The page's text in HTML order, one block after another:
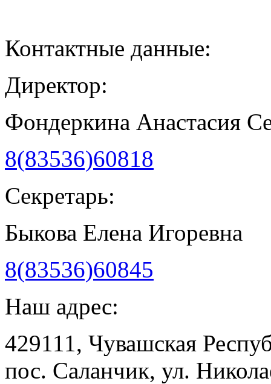
Контактные данные:
Директор:
Фондеркина Анастасия
8(83536)60818
Секретарь:
Быкова Елена Игоревна
8(83536)60845
Наш адрес:
429111, Чувашская
пос. Саланчик, ул.